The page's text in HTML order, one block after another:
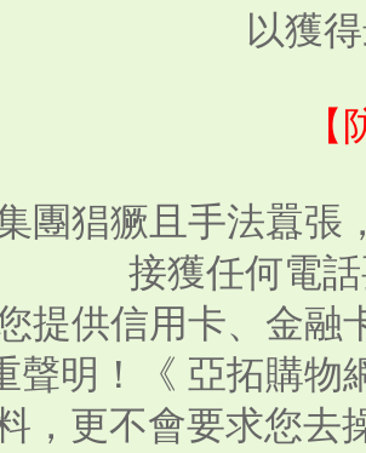
以獲
團猖獗且手法囂張
接獲任何電
提供信用卡、金融
聲明！《 亞拓購物
，更不會要求您去